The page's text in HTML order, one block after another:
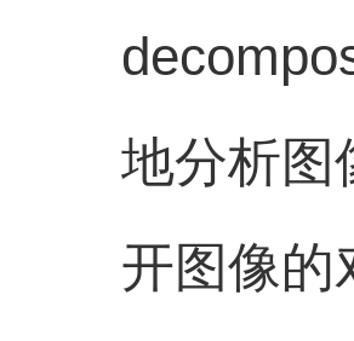
地分析图
开图像的